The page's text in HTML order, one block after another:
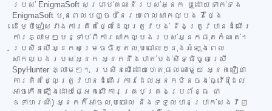
របស់ EnigmaSoft សម្រាប់គណនីរបស់អ្នក ឬដោយទាក់ទង
EnigmaSoft មុនពេលបញ្ចប់នៃរយៈពេលសាកល្បង 7 ថ្ងៃ
ដើម្បីជៀសវាងការគិតថ្លៃដែលត្រូវបង់ និងត្រូវបានដំណើរ
ការភ្លាមៗបន្ទាប់ពីការសាកល្បងរបស់អ្នកផុតកំណត់។
ប្រសិនបើអ្នកសម្រេចចិត្តលុបចោលក្នុងអំឡុងពេល
សាកល្បងរបស់អ្នក អ្នកនឹងបាត់បង់សិទ្ធិចូលប្រើ
SpyHunter ភ្លាមៗ។ ប្រសិនបើដោយហេតុផលណាមួយ អ្នកជឿថា
ការគិតថ្លៃត្រូវបានដំណើរការដែលអ្នកមិនចង់ធ្វើ (ដែល
អាចកើតឡើងដោយផ្អែកលើការគ្រប់គ្រងប្រព័ន្ធ ជា
ឧទាហរណ៍) អ្នកក៏អាចលុបចោល និងទទួលបានប្រាក់សងវិញ